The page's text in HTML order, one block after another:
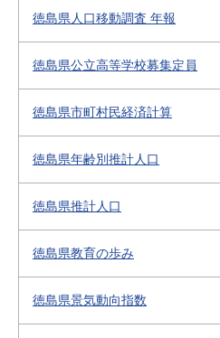
徳島県人口移動調査 年報
徳島県公立高等学校募集定員
徳島県市町村民経済計算
徳島県年齢別推計人口
徳島県推計人口
徳島県教育の歩み
徳島県景気動向指数